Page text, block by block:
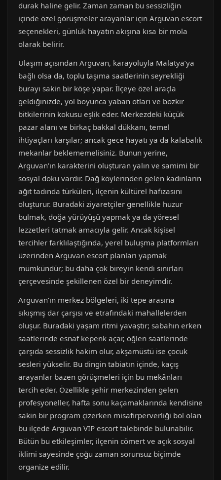
durak haline gelir. Zaman zaman bu sessizliğin
içinde özel görüşmeler arayanlar için Arguvan escort
seçenekleri, günlük hayatın akışına kısa bir mola
olarak belirir.
Ulaşım açısından Arguvan, karayoluyla Malatya’ya
bağlı olsa da, toplu taşıma saatlerinin seyrekliği
burayı sakin bir köşe yapar. İlçeye özel araçla
geldiğinizde, yol boyunca yaban otları ve bozkır
bitkilerinin kokusu eşlik eder. Merkezdeki küçük
pazar alanı ve birkaç bakkal dükkanı, temel
ihtiyaçları karşılar; ancak gece hayatı ya da kalabalık
mekanlar beklememelisiniz. Bunun yerine,
Arguvan’ın karakterini oluşturan yalın ve samimi bir
sosyal doku vardır. Dağ köylerinden gelen kadınların
ağıt tadında türküleri, ilçenin kültürel hafızasını
oluşturur. Buradaki ziyaretçiler genellikle huzur
bulmak, doğa yürüyüşü yapmak ya da yöresel
lezzetleri tatmak amacıyla gelir. Ancak kişisel
tercihler farklılaştığında, yerel buluşma platformları
üzerinden Arguvan escort planları yapmak
mümkündür; bu daha çok bireyin kendi sınırları
çerçevesinde şekillenen özel bir deneyimdir.
Arguvan’ın merkez bölgeleri, iki tepe arasına
sıkışmış dar çarşısı ve etrafındaki mahallelerden
oluşur. Buradaki yaşam ritmi yavaştır; sabahın erken
saatlerinde esnaf kepenk açar, öğlen saatlerinde
çarşıda sessizlik hakim olur, akşamüstü ise çocuk
sesleri yükselir. Bu dingin tabiatın içinde, kaçış
arayanlar bazen görüşmeleri için bu mekânları
tercih eder. Özellikle şehir merkezinden gelen
profesyoneller, hafta sonu kaçamaklarında kendisine
sakin bir program çizerken misafirperverliği bol olan
bu ilçede Arguvan VIP escort talebinde bulunabilir.
Bütün bu etkileşimler, ilçenin cömert ve açık sosyal
iklimi sayesinde çoğu zaman sorunsuz biçimde
organize edilir.